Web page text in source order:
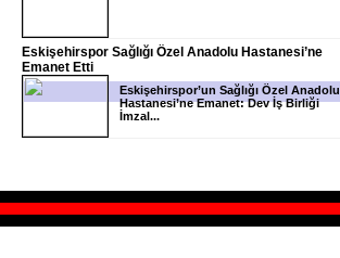
Eskişehirspor Sağlığı Özel Anadolu Hastanesi’ne
Emanet Etti
Eskişehirspor’un Sağlığı Özel Anadolu
Hastanesi’ne Emanet: Dev İş Birliği
İmzal...